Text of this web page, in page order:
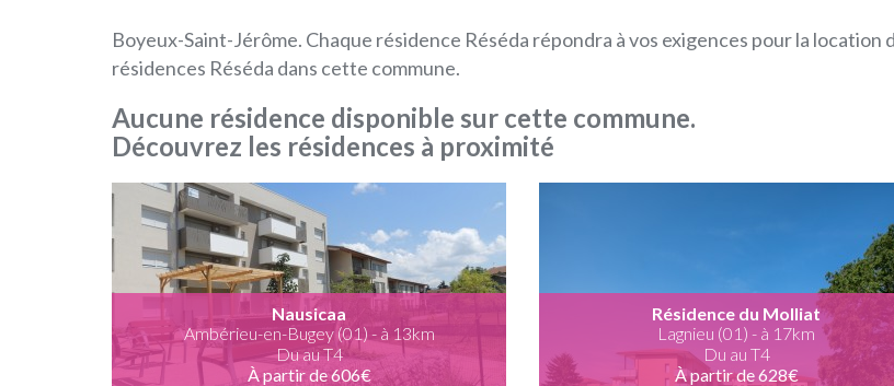
Boyeux-Saint-Jérôme. Chaque résidence Réséda répondra à vos exigences pour la
résidences Réséda dans cette commune.
Aucune résidence disponible sur cette commune.
Découvrez les résidences à proximité
Nausicaa
Ambérieu-en-Bugey (01) - à 13km
Du au T4
À partir de 606€
Résidence du Molliat
Lagnieu (01) - à 17km
Du au T4
À partir de 628€